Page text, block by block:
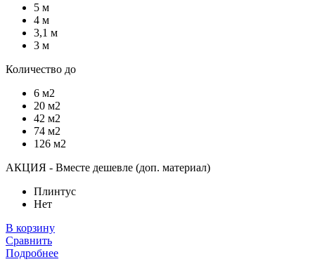
5 м
4 м
3,1 м
3 м
Количество до
6 м2
20 м2
42 м2
74 м2
126 м2
АКЦИЯ - Вместе дешевле (доп. материал)
Плинтус
Нет
В корзину
Сравнить
Подробнее